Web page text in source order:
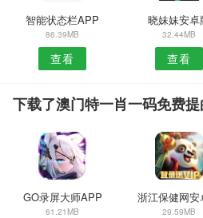
智能状态栏APP
86.39MB
查看
晓妹妹安卓
32.44MB
查看
下载了澳门特一肖一码免费
GO录屏大师APP
61.21MB
浙江保健网安
29.59MB